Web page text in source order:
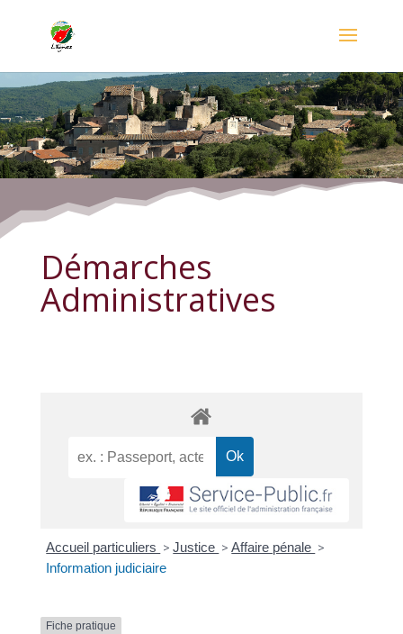
Démarches Administratives
Démarches
Administratives
Accueil particuliers > Justice > Affaire pénale >
Information judiciaire
Fiche pratique